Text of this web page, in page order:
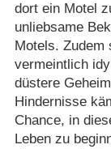
dort ein Motel
unliebsame
Motels. Zudem
vermeintlich
düstere
Hindernisse
Chance, in
Leben zu